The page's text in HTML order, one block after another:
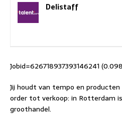
Delistaff
Jobid=626718937393146241
Jij houdt van tempo en producten
order tot verkoop: in Rotterdam
groothandel.